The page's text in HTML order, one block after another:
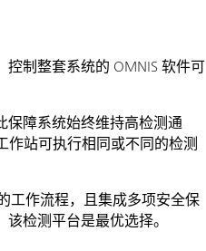
制整套系统的 OMNIS 软件可
障系统始终维持高检测通
站可执行相同或不同的检测
工作流程，且集成多项安全保
检测平台是最优选择。